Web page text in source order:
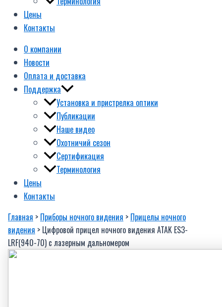
Цены
Контакты
О компании
Новости
Оплата и доставка
Поддержка
Установка и пристрелка оптики
Публикации
Наше видео
Охотничий сезон
Сертификация
Терминология
Цены
Контакты
Главная > Приборы ночного видения > Прицелы ночного
видения > Цифровой прицел ночного видения ATAK ES3-
LRF(940-70) c лазерным дальномером